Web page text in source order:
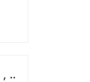
, ..